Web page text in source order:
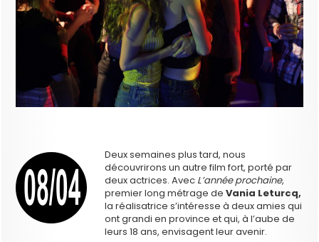
Deux semaines plus tard, nous
découvrirons un autre film fort, porté par
deux actrices. Avec L’année prochaine,
premier long métrage deVania Leturcq,
la réalisatrice s’intéresse à deux amies qui
ont grandi en province et qui, à l’aube de
leurs 18 ans, envisagent leur avenir.